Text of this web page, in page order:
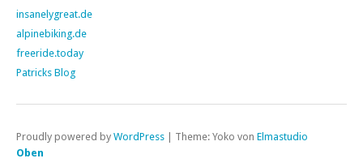
insanelygreat.de
alpinebiking.de
freeride.today
Patricks Blog
Proudly powered by WordPress Theme: Yoko von Elmastudio
Oben